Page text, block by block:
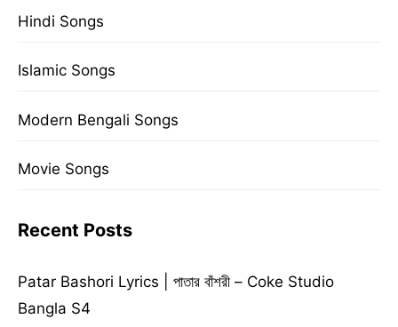
Hindi Songs
Islamic Songs
Modern Bengali Songs
Movie Songs
Recent Posts
Patar Bashori Lyrics | পাতার বাঁশরী – Coke Studio
Bangla S4